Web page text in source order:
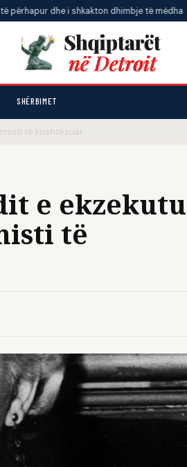
i shkakton dhimbje të mëdha •
SHËRBIMET
të kushtëzuar
e
të